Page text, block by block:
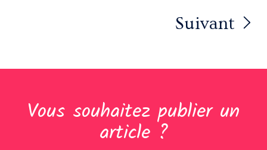
Suivant
Vous souhaitez publier un
article ?